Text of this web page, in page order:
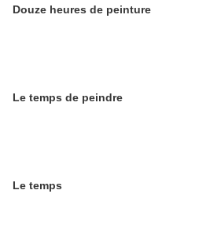
Douze heures de peinture
Le temps de peindre
Le temps